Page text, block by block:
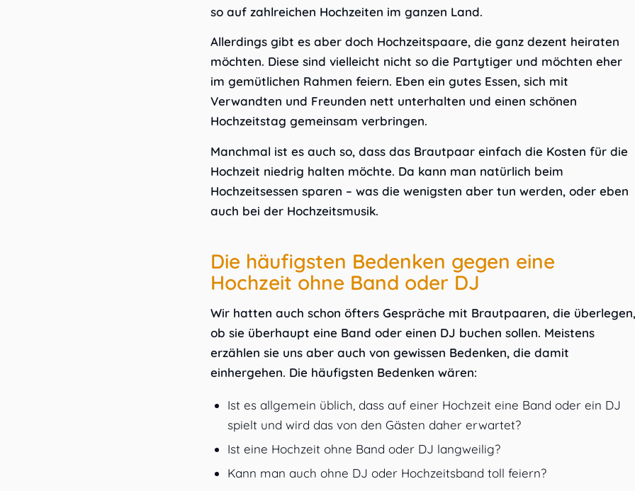
so auf zahlreichen Hochzeiten im ganzen Land.
Allerdings gibt es aber doch Hochzeitspaare, die ganz dezent heiraten
möchten. Diese sind vielleicht nicht so die Partytiger und möchten eher
im gemütlichen Rahmen feiern. Eben ein gutes Essen, sich mit
Verwandten und Freunden nett unterhalten und einen schönen
Hochzeitstag gemeinsam verbringen.
Manchmal ist es auch so, dass das Brautpaar einfach die Kosten für die
Hochzeit niedrig halten möchte. Da kann man natürlich beim
Hochzeitsessen sparen – was die wenigsten aber tun werden, oder eben
auch bei der Hochzeitsmusik.
Die häufigsten Bedenken gegen eine
Hochzeit ohne Band oder DJ
Wir hatten auch schon öfters Gespräche mit Brautpaaren, die überlegen,
ob sie überhaupt eine Band oder einen DJ buchen sollen. Meistens
erzählen sie uns aber auch von gewissen Bedenken, die damit
einhergehen. Die häufigsten Bedenken wären:
Ist es allgemein üblich, dass auf einer Hochzeit eine Band oder ein DJ
spielt und wird das von den Gästen daher erwartet?
Ist eine Hochzeit ohne Band oder DJ langweilig?
Kann man auch ohne DJ oder Hochzeitsband toll feiern?